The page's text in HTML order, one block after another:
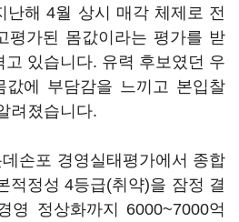
난해 4월 상시 매각 체제로 전
평가된 몸값이라는 평가를 받
있습니다. 유력 후보였던 우
값에 부담감을 느끼고 본입찰
려졌습니다.
손포 경영실태평가에서 종합
적정성 4등급(취약)을 잠정 결
영 정상화까지 6000~7000억